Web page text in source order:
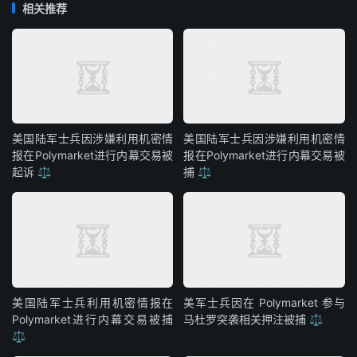
相关推荐
美国陆军士兵因涉嫌利用机密情
报在Polymarket进行内幕交易被
起诉 ⚖️
美国陆军士兵因涉嫌利用机密情
报在Polymarket进行内幕交易被
捕 ⚖️
美国陆军士兵利用机密情报在
Polymarket进行内幕交易被捕
⚖️
美军士兵因在 Polymarket 参与
马杜罗突袭相关押注被捕 ⚖️